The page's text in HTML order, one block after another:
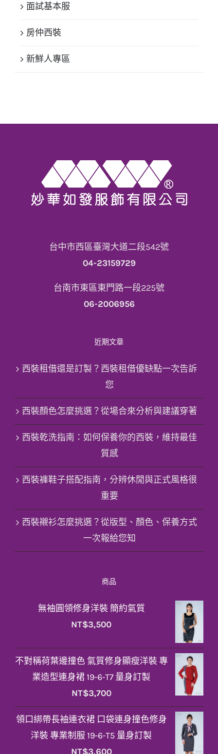
面試基本服
房仲西裝
新鮮人專區
台中市西區臺灣大道二段542號
04-23159729
台南市東區東門路一段225號
06-2006956
近期文章
西裝租借還是訂製？西裝租借優缺點一次告訴
您
西裝顏色怎麼挑選？從場合來分析與建議穿著
西裝乾洗指南：如何保養你的西裝，維持最佳
質感
西裝褲鞋子搭配指南，分辨休閒與正式風格很
重要
西裝襯衫怎麼挑選？從版型、顏色、保養方式
一次報給您知
商品
無袖圓領修身洋裝 簡約氣質
NT$3,500
不對稱荷葉邊撞色 氣質修身顯瘦洋裝 專
業造型連身裙 19-6-T7 量身訂製
NT$3,700
領口綁帶長袖連衣裙 口袋連身撞色修身
洋裝 專業制服 19-6-T5 量身訂製
NT$3,600